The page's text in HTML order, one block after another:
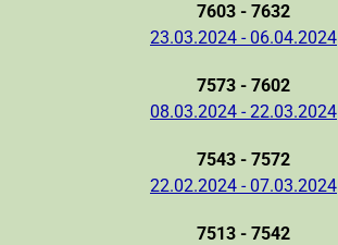
7603 - 7632
23.03.2024 - 06.04.2024
7573 - 7602
08.03.2024 - 22.03.2024
7543 - 7572
22.02.2024 - 07.03.2024
7513 - 7542